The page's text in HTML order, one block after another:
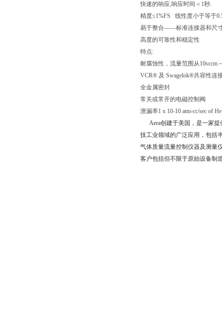
快速的响应,响应时间＜1秒.
精度≤1%FS 线性度小于等于
易于整合——标准连接器和尺
高度的可靠性和稳定性
特点:
耐腐蚀性，流量范围从10sccm
VCR® 及 Swagelok®共容性连
全金属密封
常关或常开的电磁控制阀
泄漏率1 x 10-10 atm-cc/sec of He
Aera创建于美国，是一家
技工业领域的广泛应用，包括
气体质量流量控制仪器及测量
客户包括但不限于原始设备制